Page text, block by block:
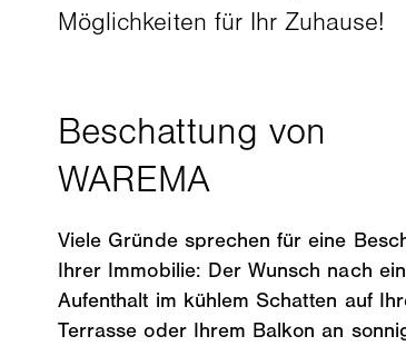
Möglichkeiten für Ihr Zuhause!
Viele Gründe sprechen für eine
Ihrer Immobilie: Der Wunsch nach
Aufenthalt im kühlem Schatten auf
Terrasse oder Ihrem Balkon an